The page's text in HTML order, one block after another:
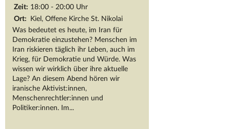
Zeit: 18:00 - 20:00 Uhr
Ort: Kiel, Offene Kirche St. Nikolai
Was bedeutet es heute, im Iran für
Demokratie einzustehen? Menschen im
Iran riskieren täglich ihr Leben, auch im
Krieg, für Demokratie und Würde. Was
wissen wir wirklich über ihre aktuelle
Lage? An diesem Abend hören wir
iranische Aktivist:innen,
Menschenrechtler:innen und
Politiker:innen. Im...